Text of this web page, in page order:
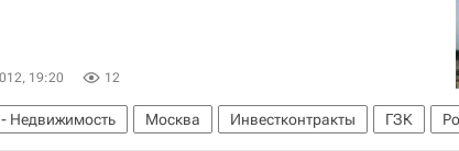
19:20 12
Недвижимость Москва Инвестконтракты ГЗК